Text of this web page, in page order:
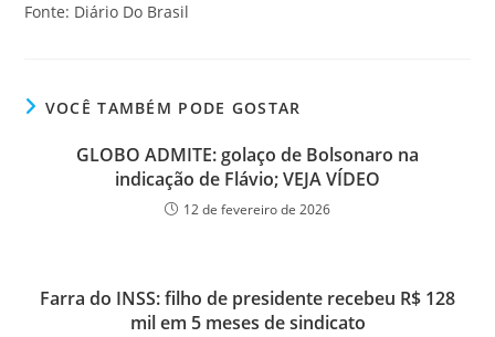
Fonte: Diário Do Brasil
VOCÊ TAMBÉM PODE GOSTAR
GLOBO ADMITE: golaço de Bolsonaro na
indicação de Flávio; VEJA VÍDEO
12 de fevereiro de 2026
Farra do INSS: filho de presidente recebeu R$ 128
mil em 5 meses de sindicato